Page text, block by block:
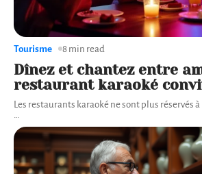
Dînez et chantez entre
restaurant karaoké
Les restaurants karaoké ne sont plus réservés
Tourisme 8 min read